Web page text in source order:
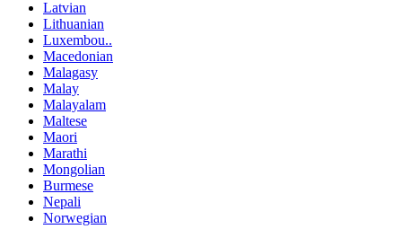
Latvian
Lithuanian
Luxembou..
Macedonian
Malagasy
Malay
Malayalam
Maltese
Maori
Marathi
Mongolian
Burmese
Nepali
Norwegian